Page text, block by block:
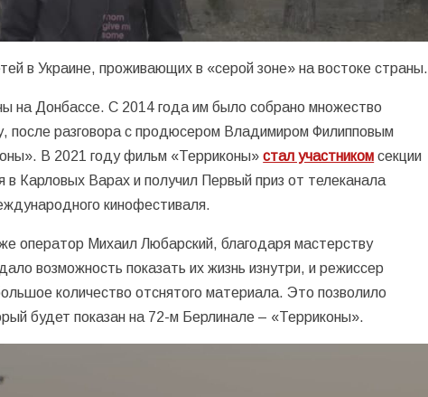
в Украине, проживающих в «серой зоне» на востоке страны.
на Донбассе. С 2014 года им было собрано множество
после разговора с продюсером Владимиром Филипповым
В 2021 году фильм «Терриконы»стал участником секции
Карловых Варах и получил Первый приз от телеканала
кинофестиваля.
оператор Михаил Любарский, благодаря мастерству
возможность показать их жизнь изнутри, и режиссер
количество отснятого материала. Это позволило
будет показан на 72-м Берлинале – «Терриконы».